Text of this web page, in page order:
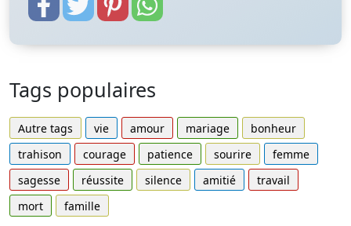
Tags populaires
Autre tags vie amour mariage
bonheur
trahison
courage patience sourire
femme
sagesse
réussite silence amitié
travail
mort
famille